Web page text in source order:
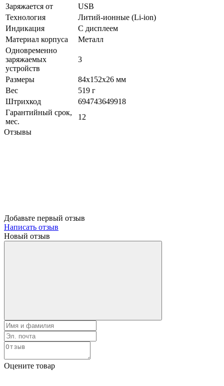
Заряжается от
USB
Технология
Литий-ионные (Li-ion)
Индикация
С дисплеем
Материал корпуса
Металл
Одновременно
заряжаемых
устройств
3
Размеры
84х152х26 мм
Вес
519 г
Штрихкод
694743649918
Гарантийный срок,
мес.
12
Отзывы
Добавьте первый отзыв
Написать отзыв
Новый отзыв
Оцените товар